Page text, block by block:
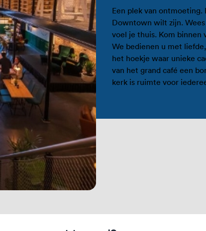
Een plek van ontmoeting.
Downtown wilt zijn.
voel je thuis. Kom binnen
We bedienen u met
het hoekje waar unieke
van het grand café een
kerk is ruimte voor